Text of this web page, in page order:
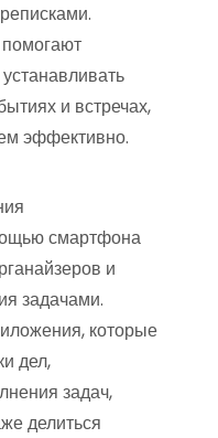
и встречах,
эффективно.
смартфона
и
задачами.
которые
дел,
задач,
делиться